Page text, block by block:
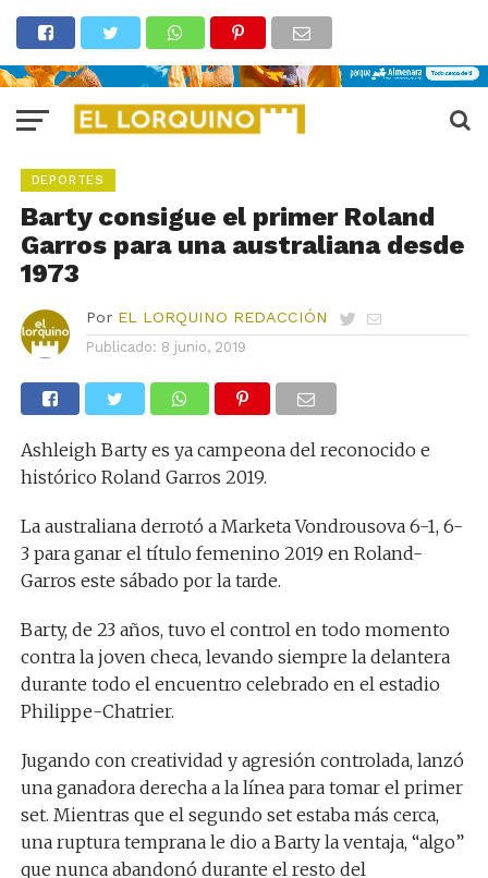
DEPORTES
Barty consigue el primer Roland
Garros para una australiana desde
1973
Por EL LORQUINO REDACCIÓN
Publicado: 8 junio, 2019
Ashleigh Barty es ya campeona del reconocido e
histórico Roland Garros 2019.
La australiana derrotó a Marketa Vondrousova 6-1, 6-
3 para ganar el título femenino 2019 en Roland-
Garros este sábado por la tarde.
Barty, de 23 años, tuvo el control en todo momento
contra la joven checa, levando siempre la delantera
durante todo el encuentro celebrado en el estadio
Philippe-Chatrier.
Jugando con creatividad y agresión controlada, lanzó
una ganadora derecha a la línea para tomar el primer
set. Mientras que el segundo set estaba más cerca,
una ruptura temprana le dio a Barty la ventaja, “algo”
que nunca abandonó durante el resto del